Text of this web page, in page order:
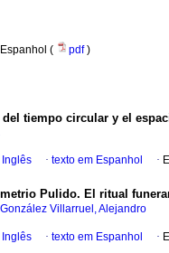
Espanhol ( pdf)
tiempo circular y el
Inglês · texto em Espanhol ·
Pulido. El ritual
González Villarruel, Alejandro
Inglês · texto em Espanhol ·